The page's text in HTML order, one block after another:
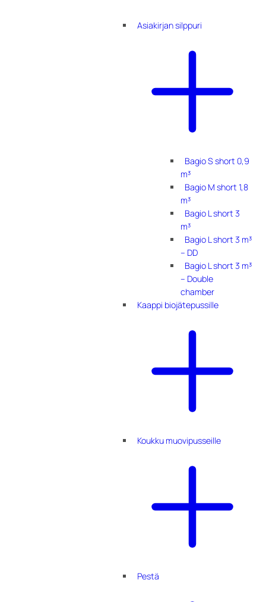
Asiakirjan silppuri
Bagio S short 0,9
m³
Bagio M short 1,8
m³
Bagio L short 3
m³
Bagio L short 3 m³
– DD
Bagio L short 3 m³
– Double
chamber
Kaappi biojätepussille
Koukku muovipusseille
Pestä